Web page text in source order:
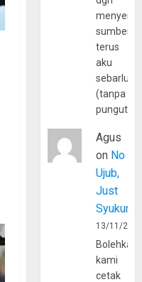
sumber
terus
aku
(tanpa
Agus
on No
Ujub,
Just
Syukur
13/11/
Bolehkah
kami
cetak